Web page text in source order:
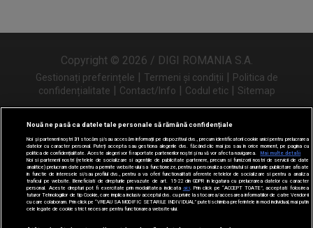
Copyright © 2026 / DIGI ROMANIA S.A.
Gestionați preferințele | Termeni și condiții | Politica de
confidențialitate | Contact/Info | Codul etic | Sitemap
Urmărește-ne și pe
Nouă ne pasă ca datele tale personale să rămână confidențiale
Noi și partenerii noștri31 stocăm și/sau accesăm informații pe dispozitivul dvs., precum identificatorii cookie unici pentru prelucrarea
datelor cu caracter personal. Puteți accepta sau gestiona alegerile dvs. făcând clic mai jos sau în orice moment, pe pagina cu
politica de confidențialitate. Aceste alegeri vor fi raportate partenerilor noștri și nu vă vor afecta navigarea.
Mai multe detalii
Noi si partenerii nostri (retelele de socializare si agentiile de publicitate partenere, precum si furnizorii nostri de servicii de date
analitice) prelucram date pentru a permite website-ului sa functioneze, pentru a personaliza continutul si anunturile publicitare afisate
in functie de interesele si/sau profilul dvs., pentru a va oferi functionalitati aferente retelelor de socializare si pentru a analiza
traficul pe website. Beneficiati de drepturile prevazute de art. 15-22 din GDPR in legatura cu prelucrarea datelor cu caracter
personal. Aceste drepturi pot fi exercitate prin modalitatea indicata aici. Prin click pe “ACCEPT TOATE”, acceptati folosirea
tuturor Tehnologiilor de tip Cookie, care implica inclusiv acceptul dvs. cu privire la stocarea/accesarea informatiilor de catre Vendor-ii
cu care colaboram. Prin click pe “VREAU SA MODIFIC SETARILE INDIVIDUAL” puteti schimba preferintele in mod individual, mai putin
cele legate de cookie strict necesare pentru functionarea website-ului.